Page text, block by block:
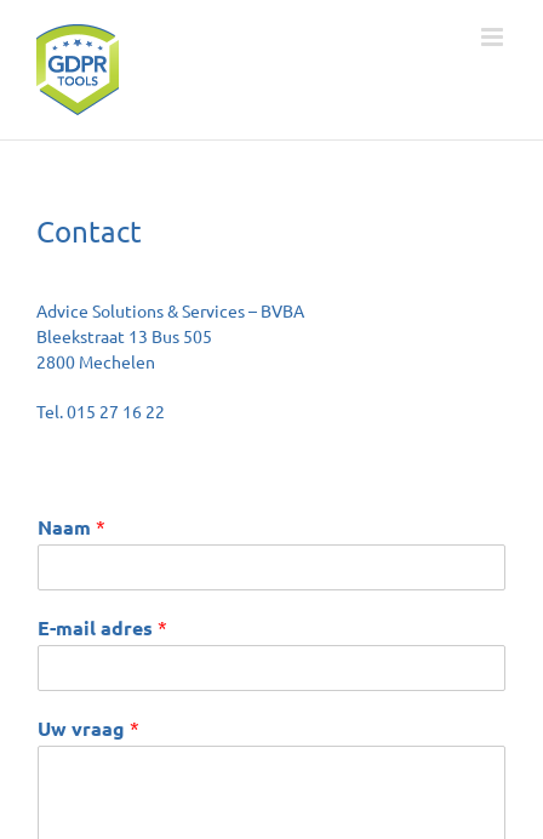
inhoud
Contact
Advice Solutions & Services – BVBA
Bleekstraat 13 Bus 505
2800 Mechelen
Tel. 015 27 16 22
Naam *
E-mail adres *
Uw vraag *